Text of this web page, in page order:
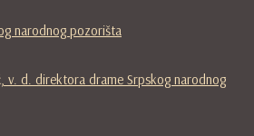
narodnog pozorišta
v. d. direktora drame Srpskog narodnog